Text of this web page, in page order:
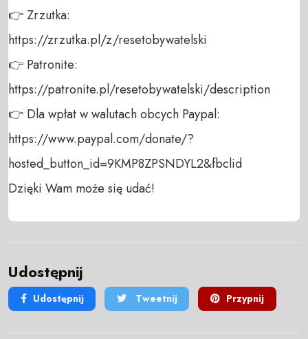
👉 Zrzutka:
https://zrzutka.pl/z/resetobywatelski
👉 Patronite:
https://patronite.pl/resetobywatelski/description
👉 Dla wpłat w walutach obcych Paypal:
https://www.paypal.com/donate/?
hosted_button_id=9KMP8ZPSNDYL2&fbclid
Dzięki Wam może się udać!
Udostępnij
Udostępnij Tweetnij Przypnij